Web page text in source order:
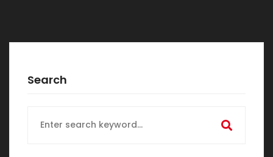
Search
for: